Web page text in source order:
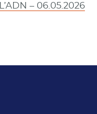
– 06.05.2026